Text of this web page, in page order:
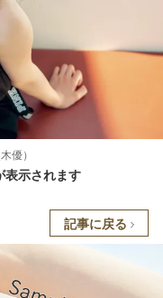
優）
表示されます
記事に戻る